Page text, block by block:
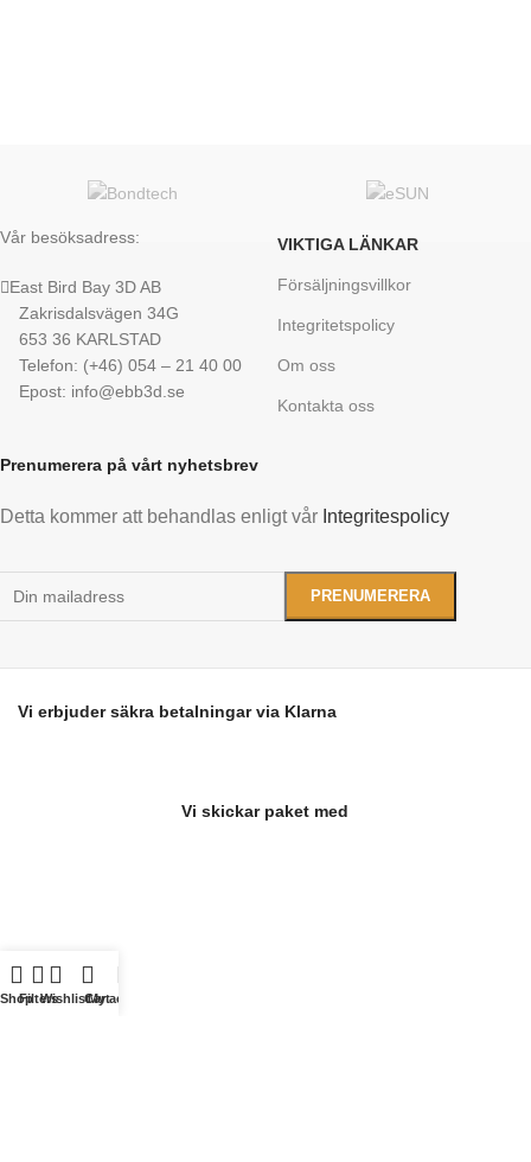
Vår besöksadress:
East Bird Bay 3D AB
Zakrisdalsvägen 34G
653 36 KARLSTAD
Telefon: (+46) 054 – 21 40 00
Epost: info@ebb3d.se
VIKTIGA LÄNKAR
Försäljningsvillkor
Integritetspolicy
Om oss
Kontakta oss
Prenumerera på vårt nyhetsbrev
Detta kommer att behandlas enligt vår Integritespolicy
Vi erbjuder säkra betalningar via Klarna
Vi skickar paket med
ShopFiltersWishlistCart
My account